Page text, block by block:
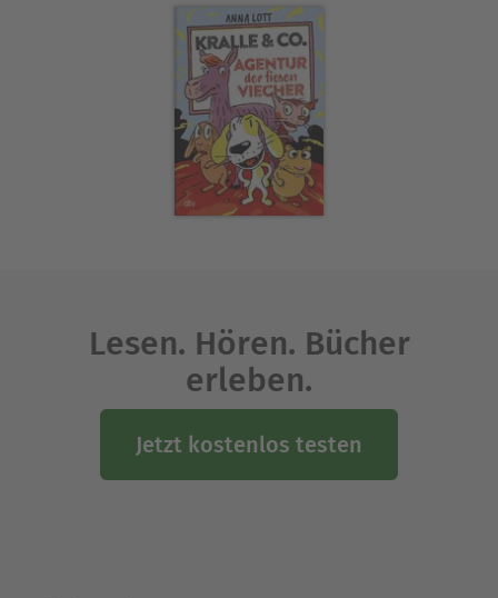
Lesen. Hören. Bücher
erleben.
Jetzt kostenlos testen